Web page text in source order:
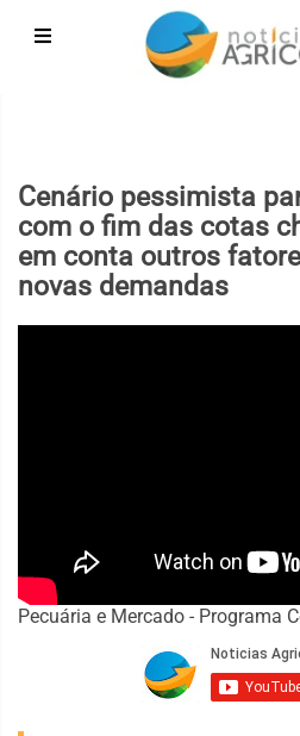
Cenário pessimista
com o fim das cotas
em conta outros
novas demandas
Pecuária e Mercado - Programa